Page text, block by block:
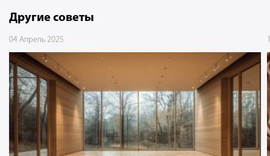
Другие советы
04 Апрель 2025